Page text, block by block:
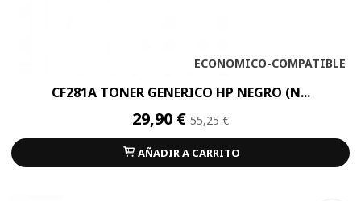
ECONOMICO-COMPATIBLE
CF281A TONER GENERICO HP NEGRO (N...
29,90 € 55,25 €
AÑADIR A CARRITO